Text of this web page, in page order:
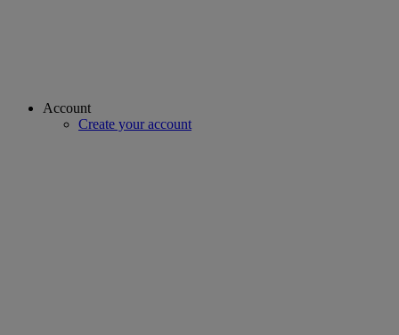
Account
Create your account